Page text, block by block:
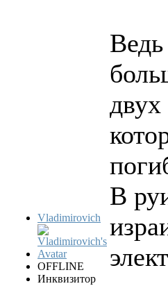
Vladimirovich
OFFLINE
Инквизитор
В